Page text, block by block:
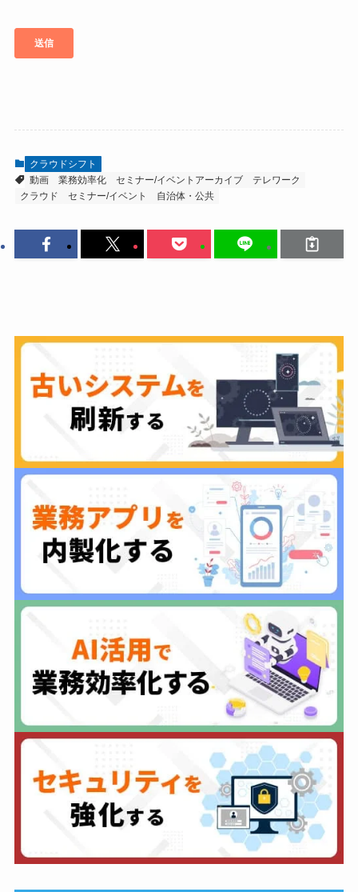
クラウドシフト
動画
業務効率化 セミナー/イベントアーカイブ
テレワーク
クラウド
セミナー/イベント 自治体・公共